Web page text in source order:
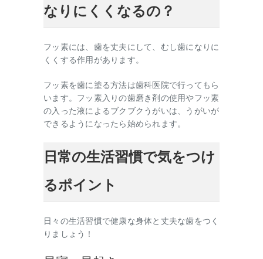
なりにくくなるの？
フッ素には、歯を丈夫にして、むし歯になりに
くくする作用があります。
フッ素を歯に塗る方法は歯科医院で行ってもら
います。フッ素入りの歯磨き剤の使用やフッ素
の入った液によるブクブクうがいは、うがいが
できるようになったら始められます。
日常の生活習慣で気をつけ
るポイント
日々の生活習慣で健康な身体と丈夫な歯をつく
りましょう！